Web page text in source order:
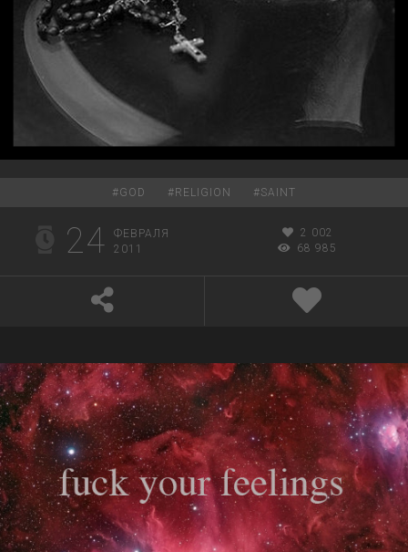
#GOD # RELIGION #SAINT
24
ФЕВРАЛЯ
2011
2 002
68 985